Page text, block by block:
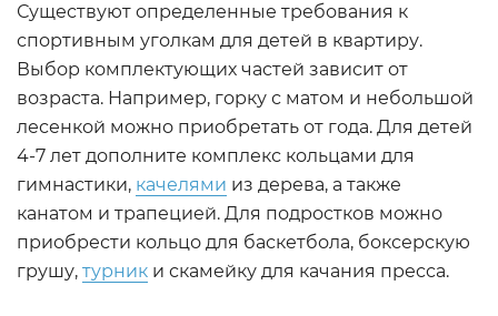
Существуют определенные требования к
спортивным уголкам для детей в квартиру.
Выбор комплектующих частей зависит от
возраста. Например, горку с матом и небольшой
лесенкой можно приобретать от года. Для детей
4-7 лет дополните комплекс кольцами для
гимнастики, качелями из дерева, а также
канатом и трапецией. Для подростков можно
приобрести кольцо для баскетбола, боксерскую
грушу, турник и скамейку для качания пресса.